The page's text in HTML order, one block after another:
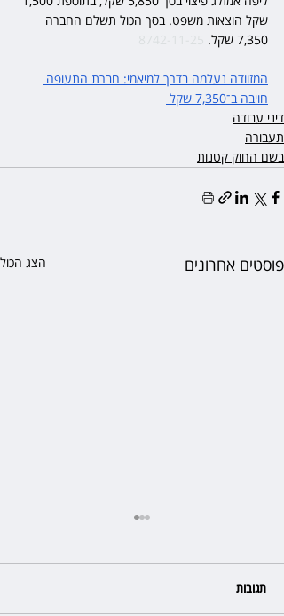
שקל הוצאות משפט. בסך הכול תשלם החברה
7,350 שקל.
המזוודה נעלמה בדרך למיאמי: חברת התעופה
חויבה ב־7,350 שקל
דיני עבודה
תעבורה
בשם החוק קטנות
פוסטים אחרונים הצג הכול
תגובות